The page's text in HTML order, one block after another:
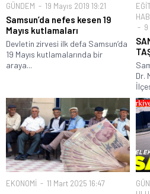
GÜNDEM 19 Mayıs 2019 19:21
Samsun’da nefes kesen 19
Mayıs kutlamaları
Devletin zirvesi ilk defa Samsun’da
19 Mayıs kutlamalarında bir
araya...
9
Dr.
EKONOMİ 11 Mart 2025 16:47